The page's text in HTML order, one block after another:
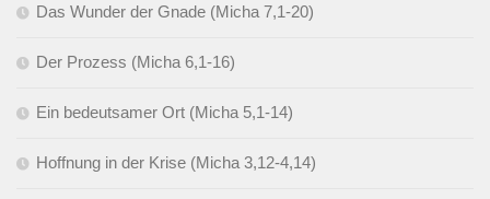
Das Wunder der Gnade (Micha 7,1-20)
Der Prozess (Micha 6,1-16)
Ein bedeutsamer Ort (Micha 5,1-14)
Hoffnung in der Krise (Micha 3,12-4,14)